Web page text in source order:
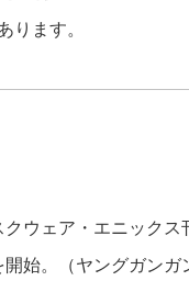
ります。
ウェア・エニックス
始。（ヤングガンガ